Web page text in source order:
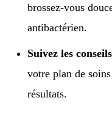
brossez-vous
antibactérien.
Suivez les
votre plan de
résultats.